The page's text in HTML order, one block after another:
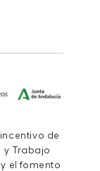
de
y Trabajo
el fomento